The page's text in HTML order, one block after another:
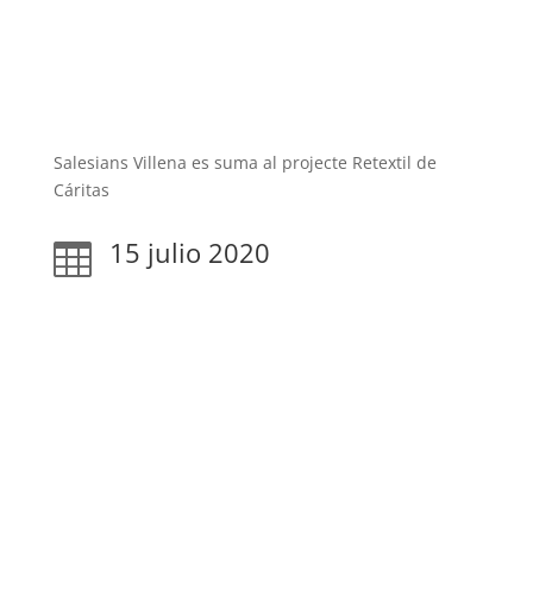
Salesians Villena es suma al projecte Retextil de
Cáritas
 15 julio 2020